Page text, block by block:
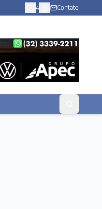
A Contato